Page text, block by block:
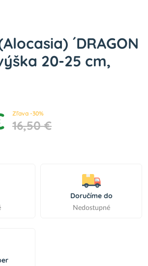
´DRAGON
20-25 cm,
Zľava -30%
16,50 €
Doručíme do
Nedostupné